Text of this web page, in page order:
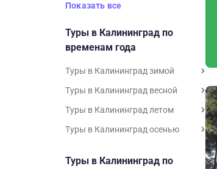
Показать все
Туры в Калининград по
временам года
Туры в Калининград зимой
Туры в Калининград весной
Туры в Калининград летом
Туры в Калининград осенью
Туры в Калининград по